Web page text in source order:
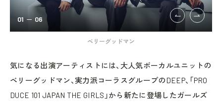
ベリーグッドマン
01 06
気になる出演アーティストには、大人気ボーカルユニットの
ベリーグッドマン、実力派コーラスグループのDEEP、「PRO
DUCE 101 JAPAN THE GIRLS」から新たに登場したガールズ